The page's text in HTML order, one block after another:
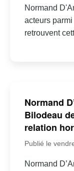
Normand
acteurs
retrouvent
Normand
Bilodeau
relation
Publié le
Normand